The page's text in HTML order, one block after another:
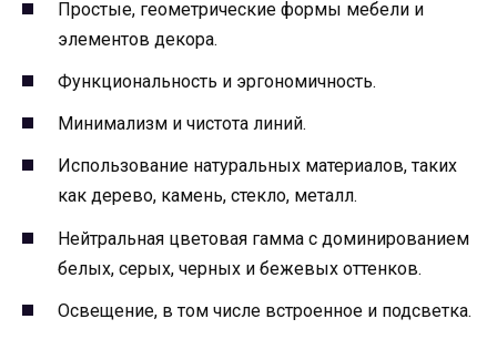
Простые, геометрические формы мебели и
элементов декора.
Функциональность и эргономичность.
Минимализм и чистота линий.
Использование натуральных материалов, таких
как дерево, камень, стекло, металл.
Нейтральная цветовая гамма с доминированием
белых, серых, черных и бежевых оттенков.
Освещение, в том числе встроенное и подсветка.